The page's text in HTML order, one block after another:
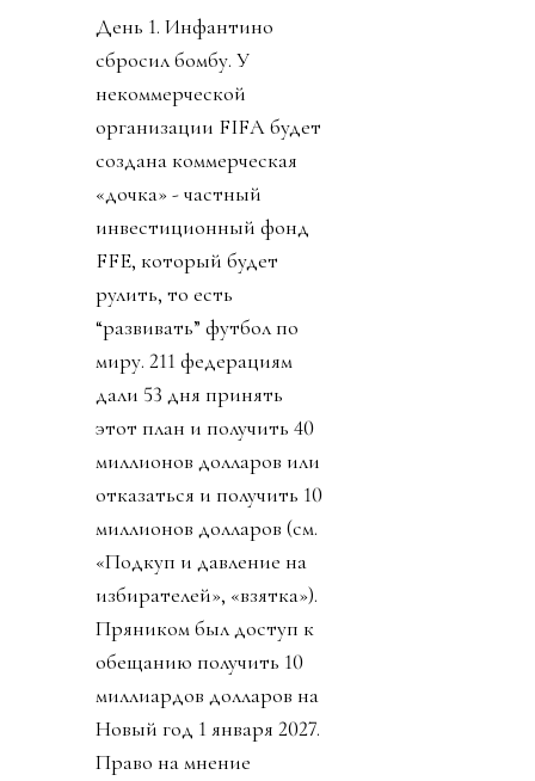
День 1. Инфантино
сбросил бомбу. У
некоммерческой
организации FIFA будет
создана коммерческая
«дочка» - частный
инвестиционный фонд
FFE, который будет
рулить, то есть
“развивать” футбол по
миру. 211 федерациям
дали 53 дня принять
этот план и получить 40
миллионов долларов или
отказаться и получить 10
миллионов долларов (см.
«Подкуп и давление на
избирателей», «взятка»).
Пряником был доступ к
обещанию получить 10
миллиардов долларов на
Новый год 1 января 2027.
Право на мнение